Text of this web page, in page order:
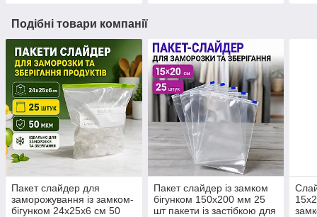
Подібні товари компанії
Пакет слайдер для
заморожування із замком-
бігунком 24x25x6 см 50
Пакет слайдер із замком
бігунком 150х200 мм 25
шт пакети із застібкою для